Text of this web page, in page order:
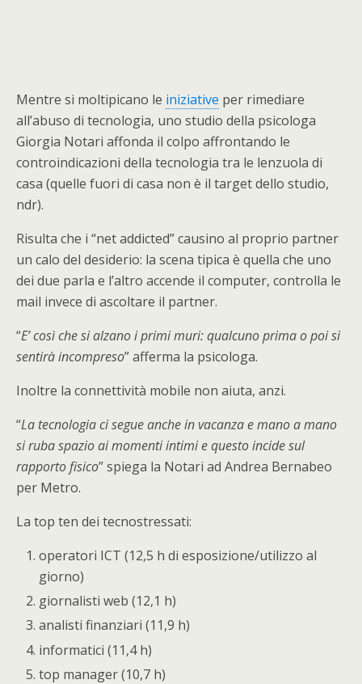
Mentre si moltipicano le iniziative per rimediare
all’abuso di tecnologia, uno studio della psicologa
Giorgia Notari affonda il colpo affrontando le
controindicazioni della tecnologia tra le lenzuola di
casa (quelle fuori di casa non è il target dello studio,
ndr).
Risulta che i “net addicted” causino al proprio partner
un calo del desiderio: la scena tipica è quella che uno
dei due parla e l’altro accende il computer, controlla le
mail invece di ascoltare il partner.
“E’ così che si alzano i primi muri: qualcuno prima o poi si
sentirà incompreso” afferma la psicologa.
Inoltre la connettività mobile non aiuta, anzi.
“La tecnologia ci segue anche in vacanza e mano a mano
si ruba spazio ai momenti intimi e questo incide sul
rapporto fisico” spiega la Notari ad Andrea Bernabeo
per Metro.
La top ten dei tecnostressati:
operatori ICT (12,5 h di esposizione/utilizzo al
giorno)
giornalisti web (12,1 h)
analisti finanziari (11,9 h)
informatici (11,4 h)
top manager (10,7 h)